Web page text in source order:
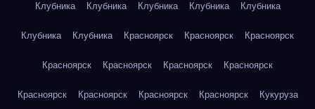
Клубника Клубника Клубника Клубника Клубника
Клубника Клубника Красноярск Красноярск Красноярск
Красноярск Красноярск Красноярск Красноярск
Красноярск Красноярск Красноярск Красноярск Кукуруза